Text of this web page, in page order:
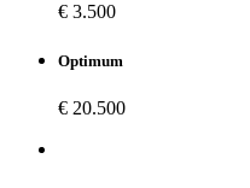
€ 3.500
Optimum
€ 20.500